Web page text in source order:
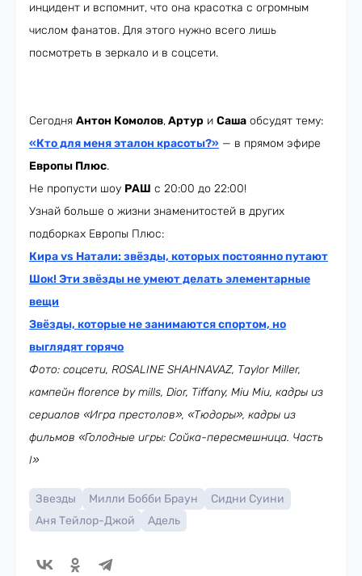
инцидент и вспомнит, что она красотка с огромным
числом фанатов. Для этого нужно всего лишь
посмотреть в зеркало и в соцсети.
Сегодня Антон Комолов,Артур и Саша обсудят тему:
«Кто для меня эталон красоты?» — в прямом эфире
Европы Плюс.
Не пропусти шоу РАШ с 20:00 до 22:00!
Узнай больше о жизни знаменитостей в других
подборках Европы Плюс:
Кира vs Натали: звёзды, которых постоянно путают
Шок! Эти звёзды не умеют делать элементарные
вещи
Звёзды, которые не занимаются спортом, но
выглядят горячо
Фото: соцсети, ROSALINE SHAHNAVAZ, Taylor Miller,
кампейн florence by mills, Dior, Tiffany, Miu Miu, кадры из
сериалов «Игра престолов», «Тюдоры», кадры из
фильмов «Голодные игры: Сойка-пересмешница. Часть
I»
Звезды Милли Бобби Браун
Сидни Суини
Аня Тейлор-Джой
Адель